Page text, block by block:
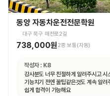
동양 자동차운전전문학원
대구 북구 매천로2길
738,000원 2종 보통(자동)
작성자 : K8
강사분도 너무 친절하게 알려주시고
기능치기 전엔 꿀팁같은것도 계속 알
쉽게 합격이 가능해요